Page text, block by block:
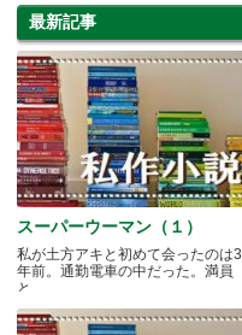
最新記事
スーパーウーマン（１）
私が土方アキと初めて会ったのは3
年前。通勤電車の中だった。満員
と.....